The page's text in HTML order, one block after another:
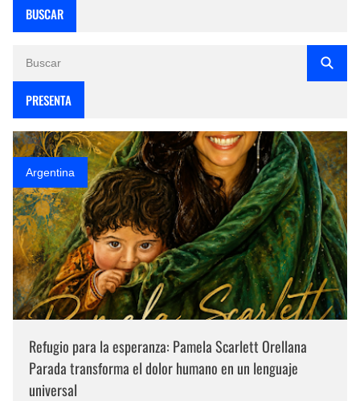
BUSCAR
PRESENTA
Argentina
Refugio para la esperanza: Pamela Scarlett Orellana
Parada transforma el dolor humano en un lenguaje
universal